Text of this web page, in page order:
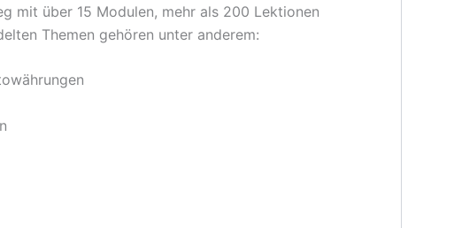
mit über 15 Modulen, mehr als 200 Lektionen
Themen gehören unter anderem: